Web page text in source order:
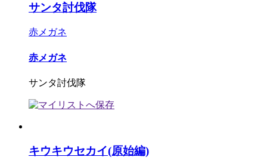
サンタ討伐隊
赤メガネ
赤メガネ
サンタ討伐隊
キウキウセカイ(原始編)